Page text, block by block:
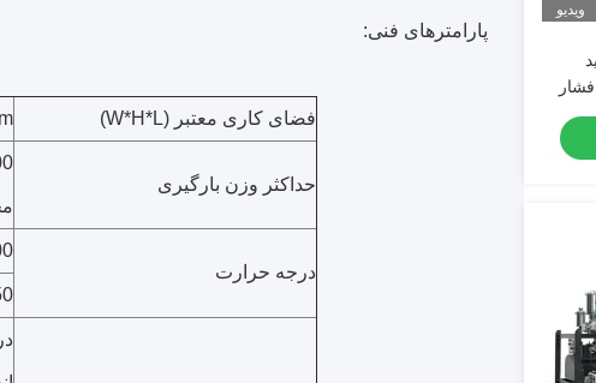
ویدیو
پارامترهای فنی:
فضای کاری معتبر (W*H*L)
حداکثر وزن بارگیری
درجه حرارت
1600
1550